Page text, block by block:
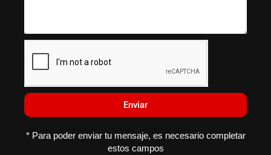
Enviar
* Para poder enviar tu mensaje, es necesario completar
estos campos